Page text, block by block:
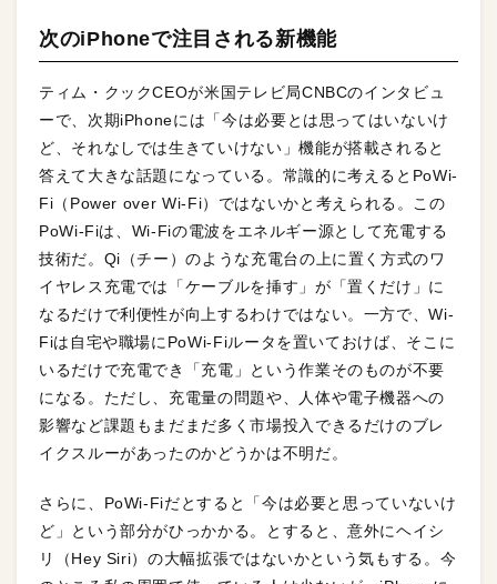
次のiPhoneで注目される新機能
ティム・クックCEOが米国テレビ局CNBCのインタビュ
ーで、次期iPhoneには「今は必要とは思ってはいないけ
ど、それなしでは生きていけない」機能が搭載されると
答えて大きな話題になっている。常識的に考えるとPoWi-
Fi（Power over Wi-Fi）ではないかと考えられる。この
PoWi-Fiは、Wi-Fiの電波をエネルギー源として充電する
技術だ。Qi（チー）のような充電台の上に置く方式のワ
イヤレス充電では「ケーブルを挿す」が「置くだけ」に
なるだけで利便性が向上するわけではない。一方で、Wi-
Fiは自宅や職場にPoWi-Fiルータを置いておけば、そこに
いるだけで充電でき「充電」という作業そのものが不要
になる。ただし、充電量の問題や、人体や電子機器への
影響など課題もまだまだ多く市場投入できるだけのブレ
イクスルーがあったのかどうかは不明だ。
さらに、PoWi-Fiだとすると「今は必要と思っていないけ
ど」という部分がひっかかる。とすると、意外にヘイシ
リ（Hey Siri）の大幅拡張ではないかという気もする。今